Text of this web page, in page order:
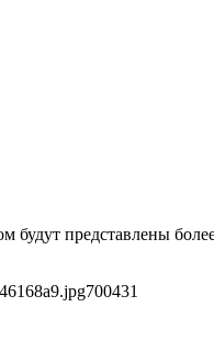
представлены
700431